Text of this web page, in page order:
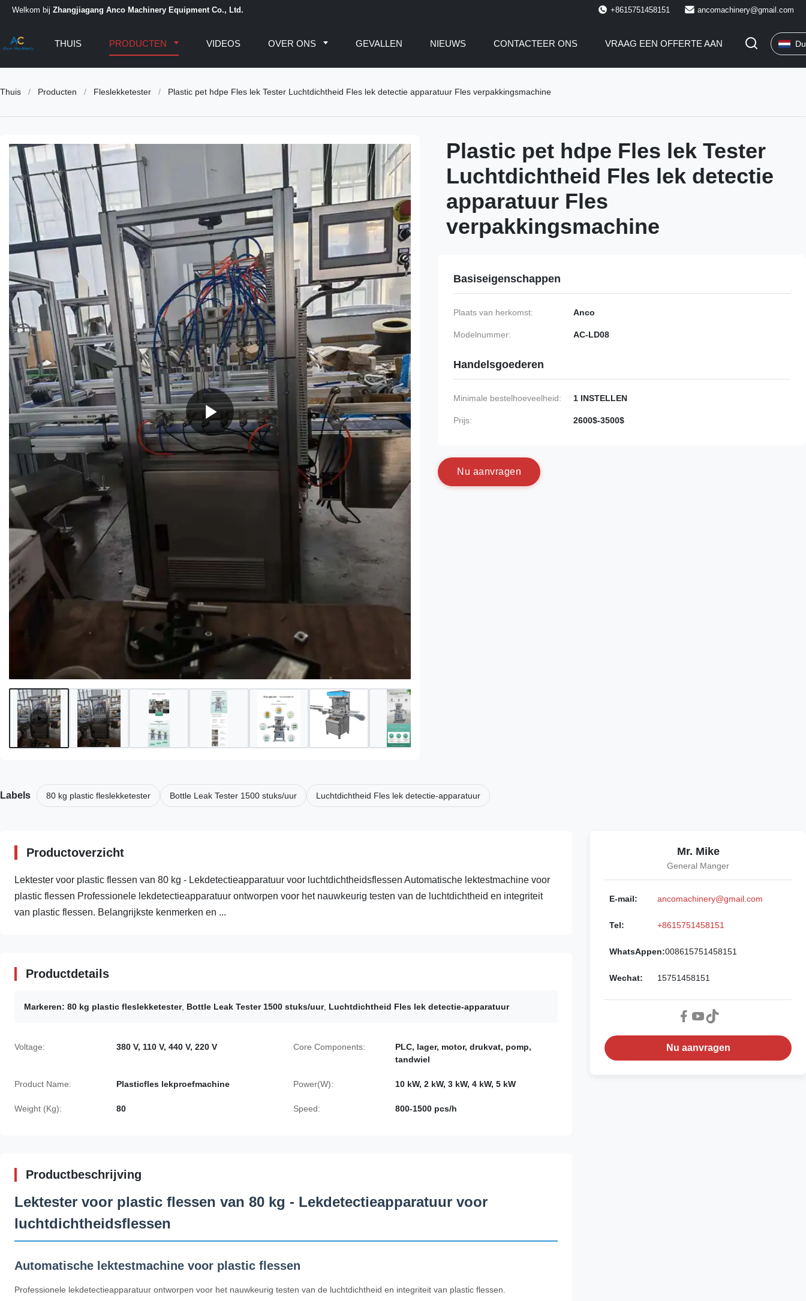
Welkom bij Zhangjiagang Anco Machinery Equipment Co., Ltd. +8615751458151 ancomachinery@gmail.com
THUIS PRODUCTEN VIDEOS OVER ONS GEVALLEN NIEUWS CONTACTEER ONS VRAAG EEN OFFERTE AAN
Thuis / Producten / Fleslekketester / Plastic pet hdpe Fles lek Tester Luchtdichtheid Fles lek detectie apparatuur Fles verpakkingsmachine
Plastic pet hdpe Fles lek Tester
Luchtdichtheid Fles lek detectie
apparatuur Fles
verpakkingsmachine
Basiseigenschappen
Plaats van herkomst: Anco
Modelnummer: AC-LD08
Handelsgoederen
Minimale bestelhoeveelheid: 1 INSTELLEN
Prijs: 2600$-3500$
N u aanvragen
Labels 80 kg plastic fleslekketester Bottle Leak Tester 1500 stuks/uur Luchtdichtheid Fles lek detectie-apparatuur
Productoverzicht
Lektester voor plastic flessen van 80 kg - Lekdetectieapparatuur voor luchtdichtheidsflessen Automatische lektestmachine voor
plastic flessen Professionele lekdetectieapparatuur ontworpen voor het nauwkeurig testen van de luchtdichtheid en integriteit
van plastic flessen. Belangrijkste kenmerken en ...
Productdetails
Markeren: 80 kg plastic fleslekketester, Bottle Leak Tester 1500 stuks/uur, Luchtdichtheid Fles lek detectie-apparatuur
Voltage: 380 V, 110 V, 440 V, 220 V Core Components:
PLC, lager, motor, drukvat, pomp,
tandwiel
Product Name: Plasticfles lekproefmachine Power(W): 10 kW, 2 kW, 3 kW, 4 kW, 5 kW
Weight (Kg): 80 Speed: 800-1500 pcs/h
Productbeschrijving
Lektester voor plastic flessen van 80 kg - Lekdetectieapparatuur voor
luchtdichtheidsflessen
Automatische lektestmachine voor plastic flessen
Professionele lekdetectieapparatuur ontworpen voor het nauwkeurig testen van de luchtdichtheid en integriteit van plastic flessen.
Mr. Mike
General Manger
E-mail: ancomachinery@gmail.com
Tel: +8615751458151
WhatsAppen:008615751458151
Wechat: 15751458151
Nu aanvragen